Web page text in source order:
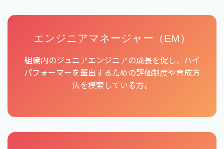
エンジニアマネージャー（EM）
組織内のジュニアエンジニアの成長を促し、ハイ
パフォーマーを輩出するための評価制度や育成方
法を模索している方。